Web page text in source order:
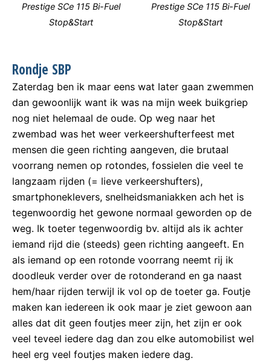
Prestige SCe 115 Bi-Fuel
Stop&Start
Prestige SCe 115 Bi-Fuel
Stop&Start
Rondje SBP
Zaterdag ben ik maar eens wat later gaan zwemmen
dan gewoonlijk want ik was na mijn week buikgriep
nog niet helemaal de oude. Op weg naar het
zwembad was het weer verkeershufterfeest met
mensen die geen richting aangeven, die brutaal
voorrang nemen op rotondes, fossielen die veel te
langzaam rijden (= lieve verkeershufters),
smartphoneklevers, snelheidsmaniakken ach het is
tegenwoordig het gewone normaal geworden op de
weg. Ik toeter tegenwoordig bv. altijd als ik achter
iemand rijd die (steeds) geen richting aangeeft. En
als iemand op een rotonde voorrang neemt rij ik
doodleuk verder over de rotonderand en ga naast
hem/haar rijden terwijl ik vol op de toeter ga. Foutje
maken kan iedereen ik ook maar je ziet gewoon aan
alles dat dit geen foutjes meer zijn, het zijn er ook
veel teveel iedere dag dan zou elke automobilist wel
heel erg veel foutjes maken iedere dag.